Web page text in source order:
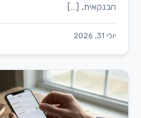
הבנקאית, […]
יולי 31, 2026